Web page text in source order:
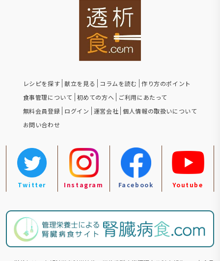
レシピを探す 献立を見る コラムを読む
作り方のポイント
食事管理について
初めての方へ
ご利用にあたって
無料会員登録 ログイン 運営会社 個人情報の取扱いについて
お問い合わせ
Twitter Instagram Facebook Youtube